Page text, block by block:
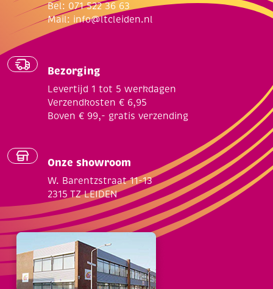
Bel: 071 522 36 63
Mail: info@ltcleiden.nl
Bezorging
Levertijd 1 tot 5 werkdagen
Verzendkosten € 6,95
Boven € 99,- gratis verzending
Onze showroom
W. Barentzstraat 11-13
2315 TZ LEIDEN